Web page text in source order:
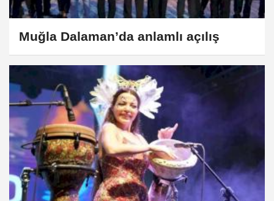
Muğla Dalaman’da anlamlı açılış